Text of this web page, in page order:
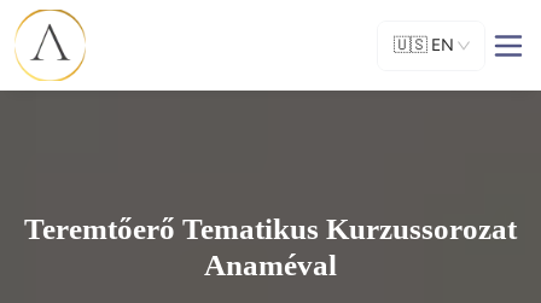
🇺🇸 EN
Teremtőerő Tematikus Kurzussorozat
Anaméval